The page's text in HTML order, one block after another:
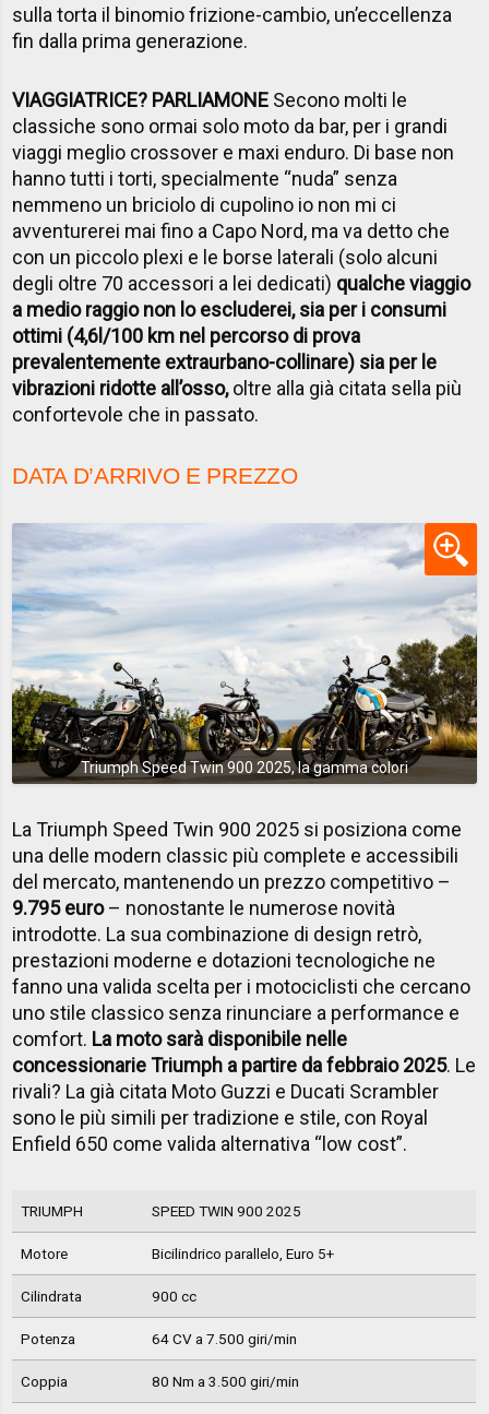
sulla torta il binomio frizione-cambio, un’eccellenza
fin dalla prima generazione.
VIAGGIATRICE? PARLIAMONE Secono molti le
classiche sono ormai solo moto da bar, per i grandi
viaggi meglio crossover e maxi enduro. Di base non
hanno tutti i torti, specialmente “nuda” senza
nemmeno un briciolo di cupolino io non mi ci
avventurerei mai fino a Capo Nord, ma va detto che
con un piccolo plexi e le borse laterali (solo alcuni
degli oltre 70 accessori a lei dedicati) qualche viaggio
a medio raggio non lo escluderei, sia per i consumi
ottimi (4,6l/100 km nel percorso di prova
prevalentemente extraurbano-collinare) sia per le
vibrazioni ridotte all’osso,oltre alla già citata sella più
confortevole che in passato.
DATA D’ARRIVO E PREZZO
Triumph Speed Twin 900 2025, la gamma colori
La Triumph Speed Twin 900 2025 si posiziona come
una delle modern classic più complete e accessibili
del mercato, mantenendo un prezzo competitivo –
9.795 euro– nonostante le numerose novità
introdotte. La sua combinazione di design retrò,
prestazioni moderne e dotazioni tecnologiche ne
fanno una valida scelta per i motociclisti che cercano
uno stile classico senza rinunciare a performance e
comfort. La moto sarà disponibile nelle
concessionarie Triumph a partire da febbraio 2025. Le
rivali? La già citata Moto Guzzi e Ducati Scrambler
sono le più simili per tradizione e stile, con Royal
Enfield 650 come valida alternativa “low cost”.
TRIUMPH SPEED TWIN 900 2025
Motore Bicilindrico parallelo, Euro 5+
Cilindrata 900 cc
Potenza 64 CV a 7.500 giri/min
Coppia 80 Nm a 3.500 giri/min